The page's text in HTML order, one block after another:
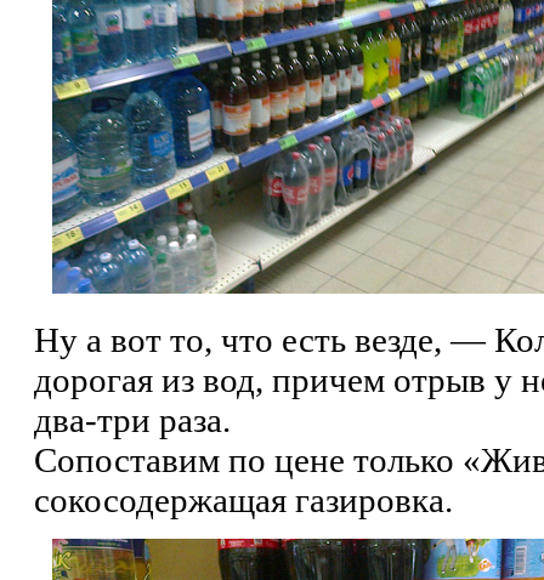
Ну а вот то, что есть везде, —
дорогая из вод, причем отрыв у
два-три раза.
Сопоставим по цене только
сокосодержащая газировка.